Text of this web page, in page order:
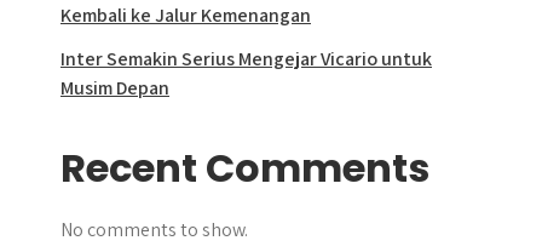
Kembali ke Jalur Kemenangan
Inter Semakin Serius Mengejar Vicario untuk
Musim Depan
Recent Comments
No comments to show.